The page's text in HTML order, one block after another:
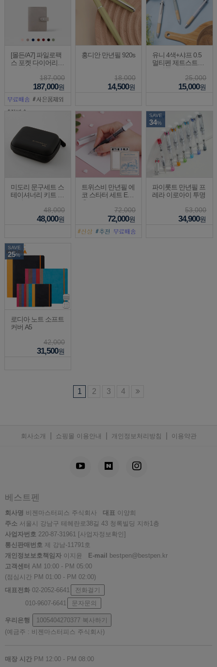
[몰든/A7] 파일로팩
스 포켓 다이어리
187,000
187,000원
홍디안 만년필 920s
18,000
14,500원
유니 4색+샤프 0.5
멀티펜 제트스트림
25,000
15,000원
미도리 문구세트 스
테이셔너리 키트 엑
48,000
48,000원
트위스비 만년필 에
코 스타터 세트 EF
72,000
72,000원
SAVE
34%
파이롯트 만년필 프
레라 이로아이 투명
53,000
34,900원
SAVE
25%
로디아 노트 소프트
커버 A5
42,000
31,500원
1 2 3 4
회사소개 쇼핑몰 이용안내 개인정보처리방침 이용약관
베스트펜
회사명 비젠마스터피스 주식회사 대표 이양희
주소 서울시 강남구 테헤란로38길 43 청록빌딩 지하1층
사업자번호 220-87-31961 [사업자정보확인]
통신판매번호 제 강남-11791호
개인정보보호책임자 이지윤 E-mail bestpen@bestpen.kr
고객센터 AM 10:00 - PM 05:00
(점심시간 PM 01:00 - PM 02:00)
대표전화 02-2052-6641
전화걸기
010-9607-6641
문자문의
우리은행 1005404270377 복사하기
(예금주 : 비젠마스터피스 주식회사)
매장 시간 PM 12:00 - PM 08:00